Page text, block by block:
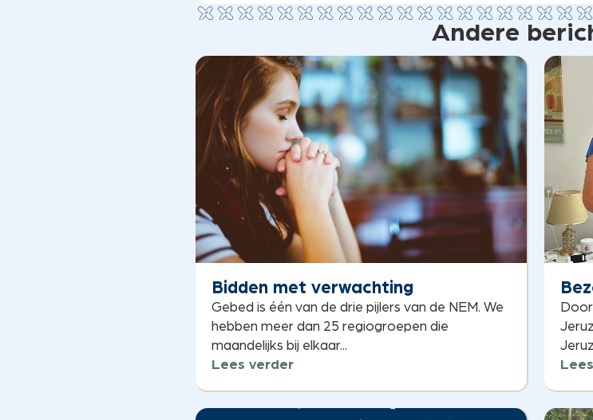
Andere
Bidden met verwachting
Gebed is één van de drie pijlers van de NEM. We
hebben meer dan 25 regiogroepen die
maandelijks bij elkaar...
Lees verder